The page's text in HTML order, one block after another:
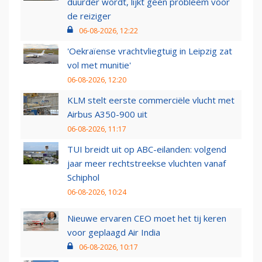
de reiziger
06-08-2026, 12:22
'Oekraïense vrachtvliegtuig in Leipzig zat
vol met munitie'
06-08-2026, 12:20
KLM stelt eerste commerciële vlucht met
Airbus A350-900 uit
06-08-2026, 11:17
TUI breidt uit op ABC-eilanden: volgend
jaar meer rechtstreekse vluchten vanaf
Schiphol
06-08-2026, 10:24
Nieuwe ervaren CEO moet het tij keren
voor geplaagd Air India
06-08-2026, 10:17